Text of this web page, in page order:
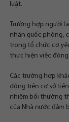
luật.
Trường hợp người
nhân quốc phòng,
trong tổ chức cơ
thực hiện việc
Các trường hợp
động trên cơ sở
nhiệm bồi thường
của Nhà nước đảm